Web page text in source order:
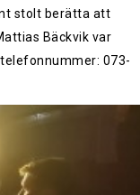
stolt berätta att
Bäckvik var
073-